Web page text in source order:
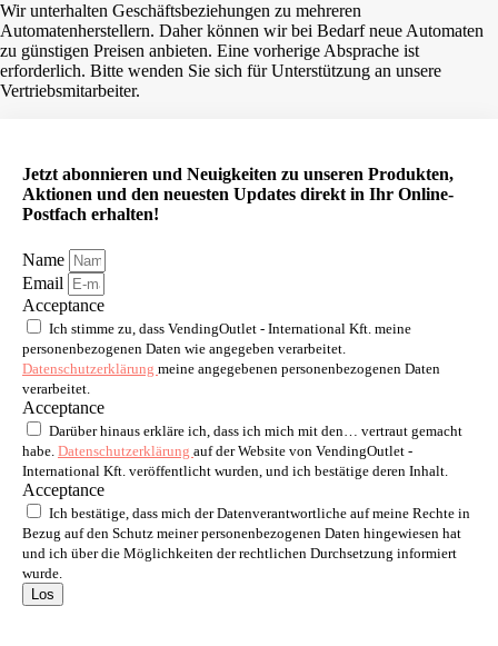
Wir unterhalten Geschäftsbeziehungen zu mehreren
Automatenherstellern. Daher können wir bei Bedarf neue Automaten
zu günstigen Preisen anbieten. Eine vorherige Absprache ist
erforderlich. Bitte wenden Sie sich für Unterstützung an unsere
Vertriebsmitarbeiter.
Jetzt abonnieren und Neuigkeiten zu unseren Produkten,
Aktionen und den neuesten Updates direkt in Ihr Online-
Postfach erhalten!
Name
Email
Acceptance
Ich stimme zu, dass VendingOutlet - International Kft. meine
personenbezogenen Daten wie angegeben verarbeitet.
Datenschutzerklärung meine angegebenen personenbezogenen Daten
verarbeitet.
Acceptance
Darüber hinaus erkläre ich, dass ich mich mit den… vertraut gemacht
habe. Datenschutzerklärung auf der Website von VendingOutlet -
International Kft. veröffentlicht wurden, und ich bestätige deren Inhalt.
Acceptance
Ich bestätige, dass mich der Datenverantwortliche auf meine Rechte in
Bezug auf den Schutz meiner personenbezogenen Daten hingewiesen hat
und ich über die Möglichkeiten der rechtlichen Durchsetzung informiert
wurde.
Los